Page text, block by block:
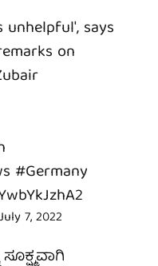
says
on
#Germany
July 7, 2022